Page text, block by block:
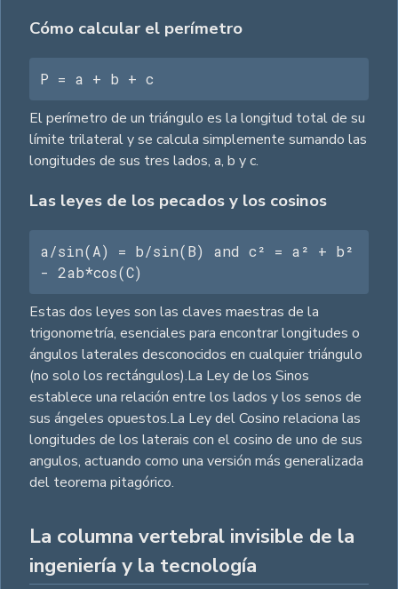
Cómo calcular el perímetro
P = a + b + c
El perímetro de un triángulo es la longitud total de su
límite trilateral y se calcula simplemente sumando las
longitudes de sus tres lados, a, b y c.
Las leyes de los pecados y los cosinos
a/sin(A) = b/sin(B) and c² = a² + b²
- 2ab*cos(C)
Estas dos leyes son las claves maestras de la
trigonometría, esenciales para encontrar longitudes o
ángulos laterales desconocidos en cualquier triángulo
(no solo los rectángulos).La Ley de los Sinos
establece una relación entre los lados y los senos de
sus ángeles opuestos.La Ley del Cosino relaciona las
longitudes de los laterais con el cosino de uno de sus
angulos, actuando como una versión más generalizada
del teorema pitagórico.
La columna vertebral invisible de la
ingeniería y la tecnología